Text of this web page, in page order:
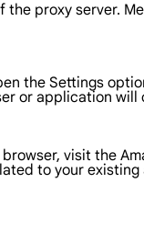
proxy server.
the Settings
or application
visit the
to your